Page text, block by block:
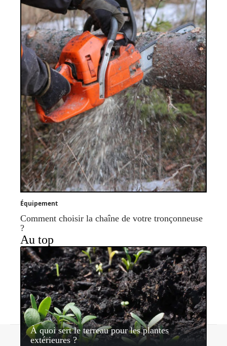
Équipement
Comment choisir la chaîne de votre tronçonneuse
?
Au top
À quoi sert le terreau pour les plantes
extérieures ?
Contact Mentions légales Sitemap